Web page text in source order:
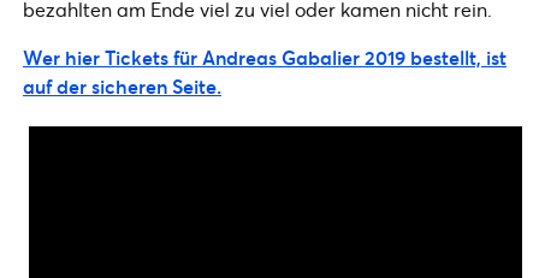
bezahlten am Ende viel zu viel oder kamen nicht rein.
Wer hier Tickets für Andreas Gabalier 2019 bestellt, ist
auf der sicheren Seite.